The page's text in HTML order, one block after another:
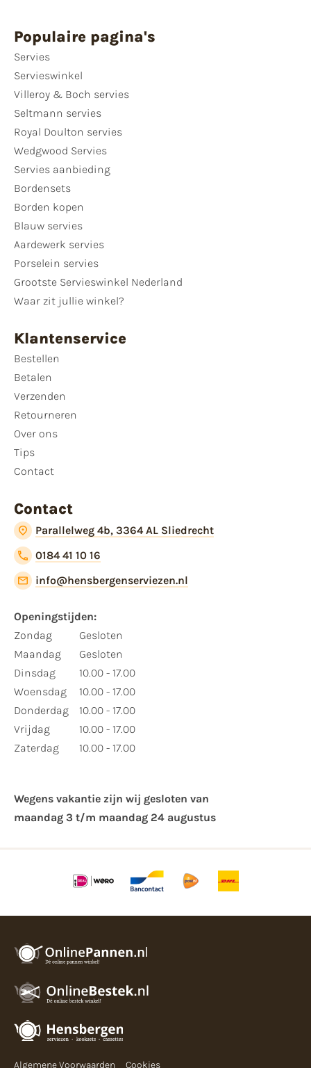
Populaire pagina's
Servies
Servieswinkel
Villeroy & Boch servies
Seltmann servies
Royal Doulton servies
Wedgwood Servies
Servies aanbieding
Bordensets
Borden kopen
Blauw servies
Aardewerk servies
Porselein servies
Grootste Servieswinkel Nederland
Waar zit jullie winkel?
Klantenservice
Bestellen
Betalen
Verzenden
Retourneren
Over ons
Tips
Contact
Contact
Parallelweg 4b, 3364 AL Sliedrecht
0184 41 10 16
info@hensbergenserviezen.nl
Openingstijden:
Zondag
Maandag
Dinsdag
Woensdag
Donderdag
Vrijdag
Zaterdag
Gesloten
Gesloten
10.00 - 17.00
10.00 - 17.00
10.00 - 17.00
10.00 - 17.00
10.00 - 17.00
Wegens vakantie zijn wij gesloten van ​
maandag 3 t/m maandag 24 augustus
Algemene Voorwaarden Cookies